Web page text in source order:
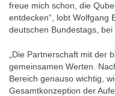
freue mich schon, die
entdecken“, lobt Wolfgang
deutschen Bundestags, bei
„Die Partnerschaft mit der
gemeinsamen Werten.
Bereich genauso wichtig,
Gesamtkonzeption der